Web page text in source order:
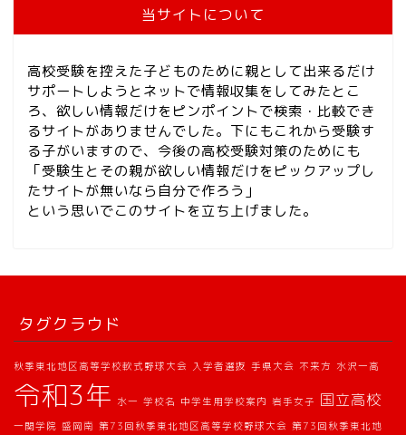
当サイトについて
高校受験を控えた子どものために親として出来るだけ
サポートしようとネットで情報収集をしてみたとこ
ろ、欲しい情報だけをピンポイントで検索・比較でき
るサイトがありませんでした。下にもこれから受験す
る子がいますので、今後の高校受験対策のためにも
「受験生とその親が欲しい情報だけをピックアップし
たサイトが無いなら自分で作ろう」
という思いでこのサイトを立ち上げました。
タグクラウド
秋季東北地区高等学校軟式野球大会 入学者選抜 手県大会 不来方 水沢一高
令和3年 水一 学校名 中学生用学校案内 岩手女子 国立高校
一関学院 盛岡南 第73回秋季東北地区高等学校野球大会 第73回秋季東北地
国立